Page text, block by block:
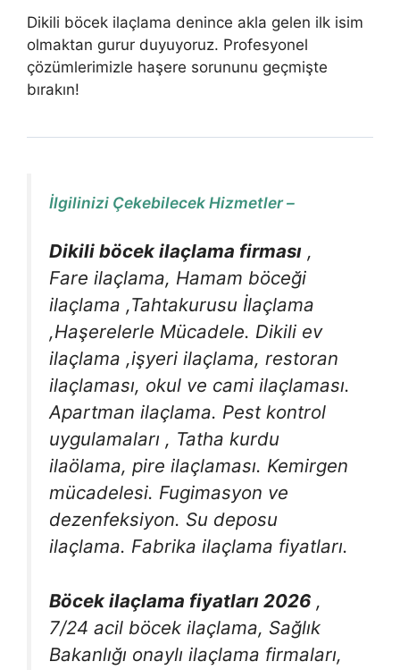
Dikili böcek ilaçlama denince akla gelen ilk isim
olmaktan gurur duyuyoruz. Profesyonel
çözümlerimizle haşere sorununu geçmişte
bırakın!
İlgilinizi Çekebilecek Hizmetler –
Dikili böcek ilaçlama firması ,
Fare ilaçlama, Hamam böceği
ilaçlama ,Tahtakurusu İlaçlama
,Haşerelerle Mücadele. Dikili ev
ilaçlama ,işyeri ilaçlama, restoran
ilaçlaması, okul ve cami ilaçlaması.
Apartman ilaçlama. Pest kontrol
uygulamaları , Tatha kurdu
ilaölama, pire ilaçlaması. Kemirgen
mücadelesi. Fugimasyon ve
dezenfeksiyon. Su deposu
ilaçlama. Fabrika ilaçlama fiyatları.
Böcek ilaçlama fiyatları 2026 ,
7/24 acil böcek ilaçlama, Sağlık
Bakanlığı onaylı ilaçlama firmaları,